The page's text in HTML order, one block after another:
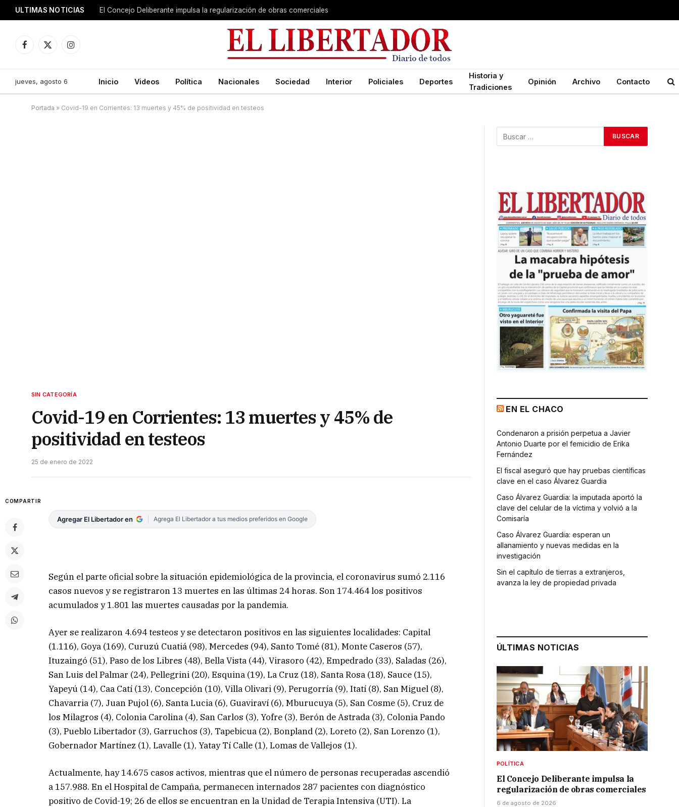
ULTIMAS NOTICIAS El Concejo Deliberante impulsa la regularización de obras comerciales
Facebook
X
Instagram
jueves, agosto 6 Inicio Videos Política Nacionales Sociedad Interior Policiales Deportes
Historia y
Tradiciones
Opinión Archivo Contacto
Portada » Covid-19 en Corrientes: 13 muertes y 45% de positividad en testeos
SIN CATEGORÍA
Covid-19 en Corrientes: 13 muertes y 45% de
positividad en testeos
25 de enero de 2022
COMPARTIR
Agregar El Libertador en Agrega El Libertador a tus medios preferidos en Google
Según el parte oficial sobre la situación epidemiológica de la provincia, el coronavirus sumó 2.116
casos nuevos y se registraron 13 muertes en las últimas 24 horas. Son 174.464 los positivos
acumulados y 1.801 las muertes causadas por la pandemia.
Ayer se realizaron 4.694 testeos y se detectaron positivos en las siguientes localidades: Capital
(1.116), Goya (169), Curuzú Cuatiá (98), Mercedes (94), Santo Tomé (81), Monte Caseros (57),
Ituzaingó (51), Paso de los Libres (48), Bella Vista (44), Virasoro (42), Empedrado (33), Saladas (26),
San Luis del Palmar (24), Pellegrini (20), Esquina (19), La Cruz (18), Santa Rosa (18), Sauce (15),
Yapeyú (14), Caa Catí (13), Concepción (10), Villa Olivari (9), Perugorría (9), Itatí (8), San Miguel (8),
Chavarria (7), Juan Pujol (6), Santa Lucia (6), Guaviraví (6), Mburucuya (5), San Cosme (5), Cruz de
los Milagros (4), Colonia Carolina (4), San Carlos (3), Yofre (3), Berón de Astrada (3), Colonia Pando
(3), Pueblo Libertador (3), Garruchos (3), Tapebicua (2), Bonpland (2), Loreto (2), San Lorenzo (1),
Gobernador Martínez (1), Lavalle (1), Yatay Tí Calle (1), Lomas de Vallejos (1).
Actualmente, hay 14.675 casos activos, mientras que el número de personas recuperadas ascendió
a 157.988. En el Hospital de Campaña, permanecen internados 287 pacientes con diagnóstico
positivo de Covid-19; 26 de ellos se encuentran en la Unidad de Terapia Intensiva (UTI). La
EN EL CHACO
Condenaron a prisión perpetua a Javier
Antonio Duarte por el femicidio de Erika
Fernández
El fiscal aseguró que hay pruebas científicas
clave en el caso Álvarez Guardia
Caso Álvarez Guardia: la imputada aportó la
clave del celular de la víctima y volvió a la
Comisaría
Caso Álvarez Guardia: esperan un
allanamiento y nuevas medidas en la
investigación
Sin el capítulo de tierras a extranjeros,
avanza la ley de propiedad privada
ÚLTIMAS NOTICIAS
POLÍTICA
El Concejo Deliberante impulsa la
regularización de obras comerciales
6 de agosto de 2026